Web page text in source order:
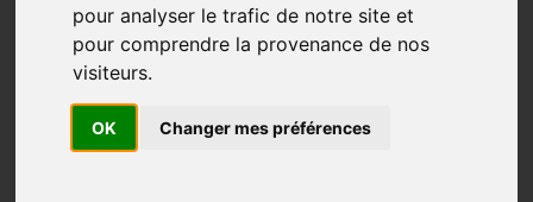
pour analyser le trafic de notre site et
pour comprendre la provenance de nos
visiteurs.
OK Changer mes préférences
Snack Show
24/02/2023